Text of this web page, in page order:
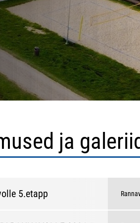
ja
5.etapp